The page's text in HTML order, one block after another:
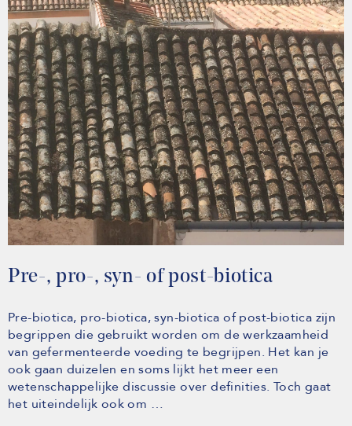
Pre-, pro-, syn- of post-biotica
Pre-biotica, pro-biotica, syn-biotica of post-biotica zijn
begrippen die gebruikt worden om de werkzaamheid
van gefermenteerde voeding te begrijpen. Het kan je
ook gaan duizelen en soms lijkt het meer een
wetenschappelijke discussie over definities. Toch gaat
het uiteindelijk ook om …